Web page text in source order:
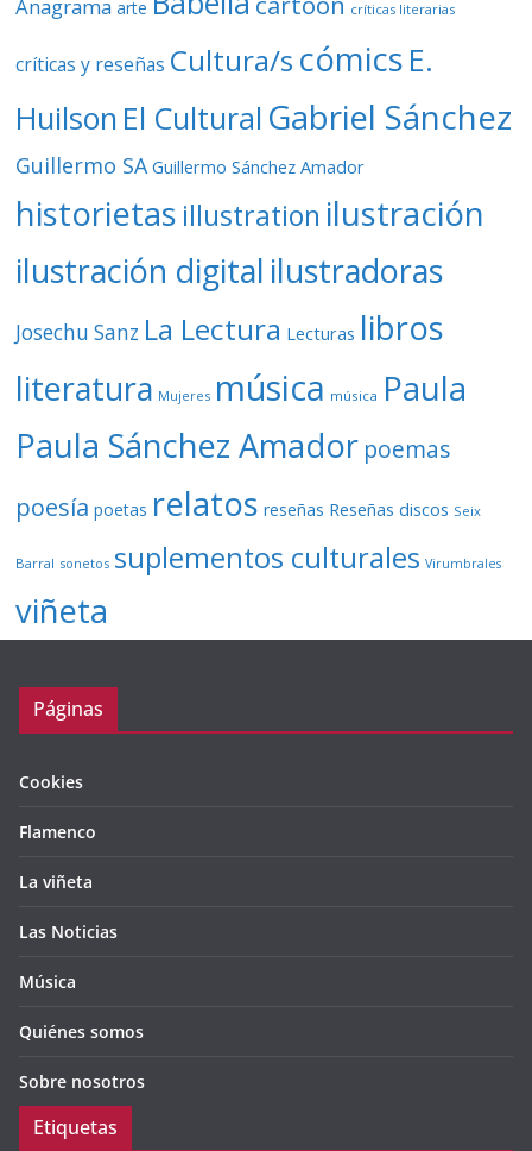
Anagrama arte críticas literarias
críticas y reseñas Cultura/s cómics E.
Huilson El Cultural Gabriel Sánchez
Guillermo SA Guillermo Sánchez Amador
historietas illustration ilustración
ilustración digital ilustradoras
Josechu Sanz La Lectura Lecturas libros
literatura Mujeres música música Paula
Paula Sánchez Amador poemas
poesía poetas relatos reseñas Reseñas discos Seix
Barral sonetos suplementos culturales Virumbrales
viñeta
Páginas
Cookies
Flamenco
La viñeta
Las Noticias
Música
Quiénes somos
Sobre nosotros
Etiquetas